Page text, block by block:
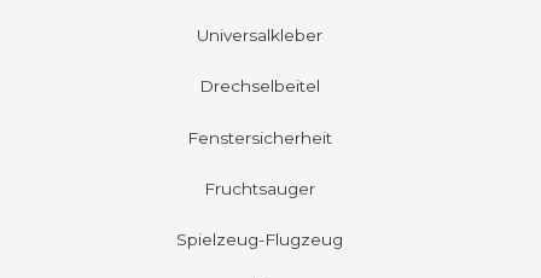
Universalkleber
Drechselbeitel
Fenstersicherheit
Fruchtsauger
Spielzeug-Flugzeug